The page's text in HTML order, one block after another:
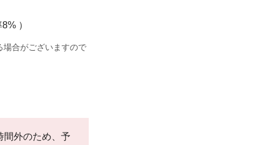
）
合がございますので
間外のため、予